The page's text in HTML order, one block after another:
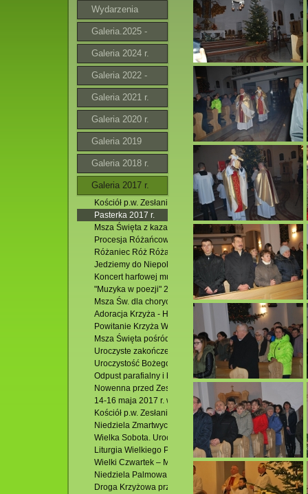
Wydarzenia
Galeria.2025 -
2026
Galeria 2024 r.
Galeria 2022 -
2023 r.
Galeria 2021 r.
Galeria 2020 r.
Galeria 2019
Galeria 2018 r.
Galeria 2017 r.
Kościół p.w. Zesłania Ducha Św. na Boże Narodzenie
Pasterka 2017 r.
Msza Święta z kazaniem rekolekcyjnym. 17.12.2017 r/
Procesja Różańcowa w Jacni. 08.10.2017 r.
Różaniec Róż Różańcowych i Msza Święta. 07.10.2017 r.
Jedziemy do Niepokalanowa!
Koncert harfowej muzyki solowej i kameralnej. 23.08.207
"Muzyka w poezji" 22.08.2017 r.
Msza Św. dla chorych. Pożegnanie Krzyża
Adoracja Krzyża - Hutki
Powitanie Krzyża Wielkopiątkowego Jana Pawła II i
Msza Święta pośród stawów. 24.06.2017 r.
Uroczyste zakończenie Oktawy Bożego Ciała.
Uroczystość Bożego Ciała. 15.062017 r.
Odpust parafialny i bierzmowanie młodzieży.04.06.2017
Nowenna przed Zesłaniem Ducha Św. i modlitwa
14-16 maja 2017 r. wycieczka młodzieży
Kościół p.w. Zesłania Ducha Św. w
Niedziela Zmartwychwstania . 16.04.2017 r. Rezurekcja.
Wielka Sobota. Uroczysta Liturgia Wigilii
Liturgia Wielkiego Piątku.2017 r.
Wielki Czwartek – Msza Św. Wieczerzy Pańskiej
Niedziela Palmowa. 09.04.2017 r.
Droga Krzyżowa przez osiedle Podzamek. 07.04.2017 r.